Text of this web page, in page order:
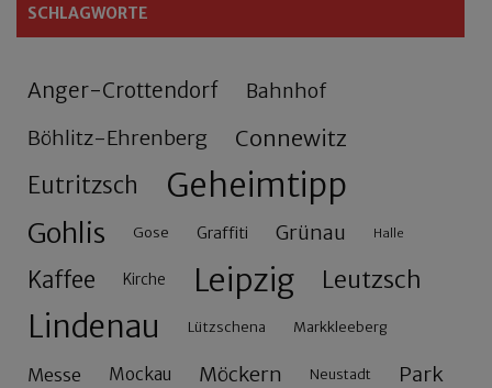
SCHLAGWORTE
Anger-Crottendorf Bahnhof
Böhlitz-Ehrenberg Connewitz
Eutritzsch Geheimtipp
Gohlis Gose Graffiti Grünau Halle
Kaffee Kirche Leipzig Leutzsch
Lindenau Lützschena Markkleeberg
Messe Mockau Möckern Neustadt Park